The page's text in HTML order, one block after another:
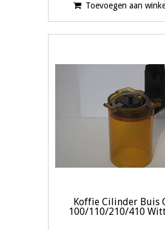
Toevoegen aan
Koffie Cilinder Buis
100/110/210/410